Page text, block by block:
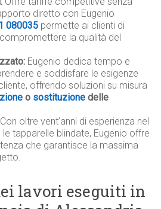
diretto con Eugenio
080035 permette ai clienti di
la qualità del
Eugenio dedica tempo e
e soddisfare le esigenze
offrendo soluzioni su misura
o sostituzione delle
Con oltre vent’anni di esperienza nel
tapparelle blindate, Eugenio offre
che garantisce la massima
lavori eseguiti in